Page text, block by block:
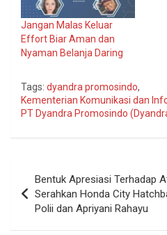
Jangan Malas Keluar
Effort Biar Aman dan
Nyaman Belanja Daring
Tags: dyandra promosindo,
Kementerian Komunikasi dan
PT Dyandra Promosindo
pos
Bentuk Apresiasi Terhadap
Serahkan Honda City
Polii dan Apriyani Rahayu